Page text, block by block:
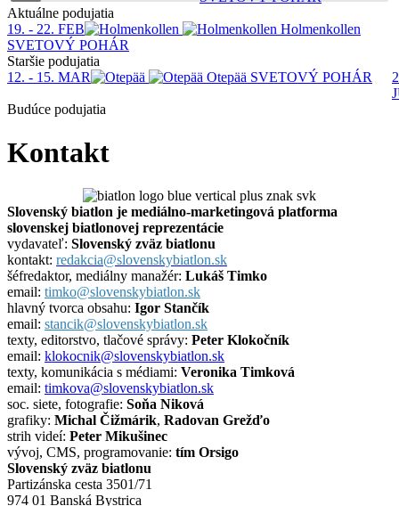
Aktuálne podujatia
19. - 22. FEB
Holmenkollen
SVETOVÝ POHÁR
Staršie podujatia
12. - 15. MAR
Otepää SVETOVÝ POHÁR
Budúce podujatia
Kontakt
Slovenský biatlon je mediálno-marketingová platforma
slovenskej biatlonovej reprezentácie
vydavateľ: Slovenský zväz biatlonu
kontakt: redakcia@slovenskybiatlon.sk
šéfredaktor, mediálny manažér: Lukáš Timko
email: timko@slovenskybiatlon.sk
hlavný tvorca obsahu: Igor Stančík
email: stancik@slovenskybiatlon.sk
texty, editorstvo, tlačové správy: Peter Klokočník
email: klokocnik@slovenskybiatlon.sk
texty, komunikácia s médiami: Veronika Timková
email: timkova@slovenskybiatlon.sk
soc. siete, fotografie: Soňa Niková
grafiky: Michal Čižmárik, Radovan Grežďo
strih videí: Peter Mikušinec
vývoj, CMS, programovanie: tím Orsigo
Slovenský zväz biatlonu
Partizánska cesta 3501/71
974 01 Banská Bystrica